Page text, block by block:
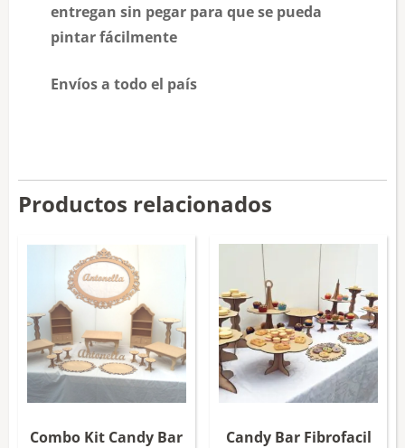
entregan sin pegar para que se pueda
pintar fácilmente
Envíos a todo el país
Productos relacionados
Combo Kit Candy Bar
Candy Bar Fibrofacil